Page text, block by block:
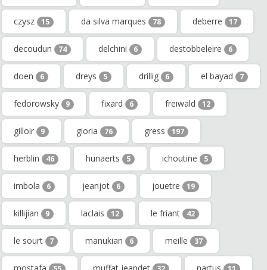
czysz 15 da silva marques 78 deberre 17
decoudun 74 delchini 6 destobbeleire 6
doen 6 dreys 5 drillig 6 el bayad 7
fedorowsky 9 fixard 6 freiwald 12
gilloir 9 gioria 76 gress 197
herblin 46 hunaerts 5 ichoutine 5
imbola 6 jeanjot 6 jouetre 19
killijian 9 laclais 12 le friant 42
le sourt 7 manukian 6 meille 37